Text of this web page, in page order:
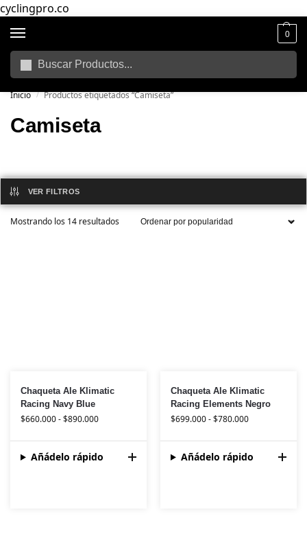
cyclingpro.co
0
🚴‍ Envío gratuito a todo Colombia por compras superiores a $250.000
Inicio / Productos etiquetados “Camiseta”
Camiseta
VER FILTROS
Mostrando los 14 resultados
Chaqueta Ale Klimatic
Racing Navy Blue
$660.000-$890.000
Añádelo rápido
Chaqueta Ale Klimatic
Racing Elements Negro
$699.000-$780.000
Añádelo rápido